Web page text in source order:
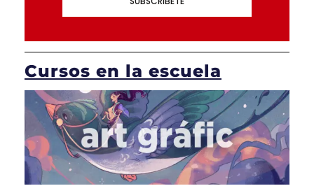
Cursos en la escuela